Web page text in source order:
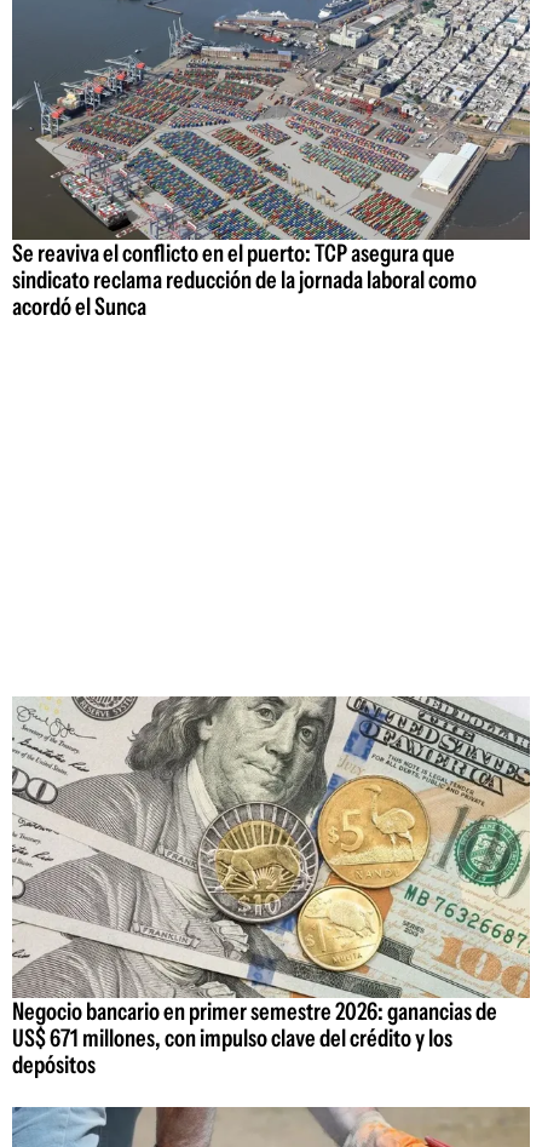
Se reaviva el conflicto en el puerto: TCP asegura que
sindicato reclama reducción de la jornada laboral como
acordó el Sunca
Negocio bancario en primer semestre 2026: ganancias de
US$ 671 millones, con impulso clave del crédito y los
depósitos